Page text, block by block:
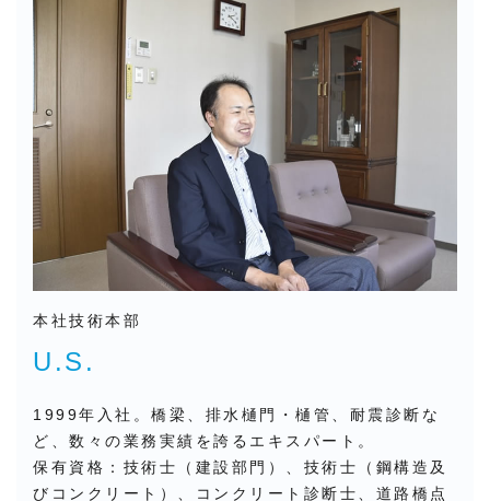
本社技術本部
U.S.
1999年入社。橋梁、排水樋門・樋管、耐震診断な
ど、数々の業務実績を誇るエキスパート。
保有資格：技術士（建設部門）、技術士（鋼構造及
びコンクリート）、コンクリート診断士、道路橋点